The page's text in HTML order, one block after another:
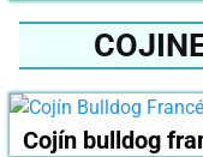
Cojín bulldog